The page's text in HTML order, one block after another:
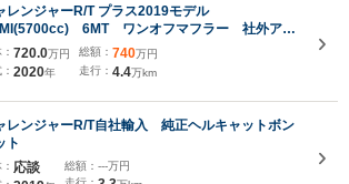
レンジャーR/T プラス2019モデル
6MT ワンオフマフラー 社外アル
イール LEDヘッドライト ローダウン 前後ワ
フスポイラー 純正マフラー有 取説 記録簿
アキー有
720.0万円
2020年
総額： 740万円
走行： 4.4万km
レンジャーR/T自社輸入 純正ヘルキャットボン
ト
応談 総額： ---万円